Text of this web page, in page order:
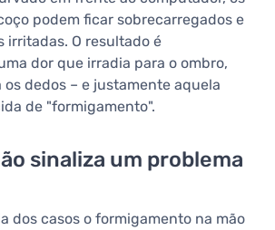
podem ficar sobrecarregados e
irritadas. O resultado é
dor que irradia para o ombro,
dedos – e justamente aquela
de "formigamento".
sinaliza um problema
dos casos o formigamento na mão